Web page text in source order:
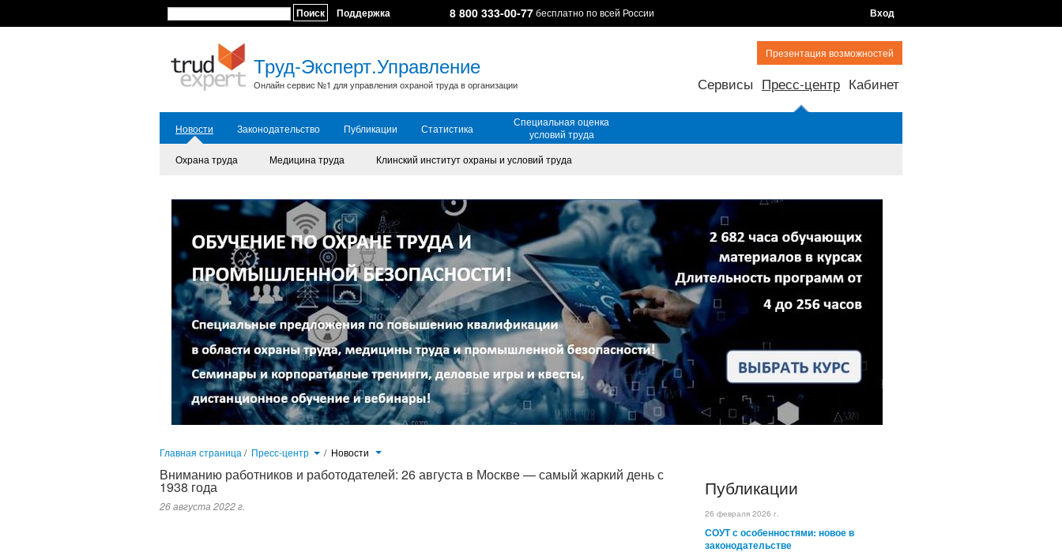
Поиск Поддержка 8 800 333-00-77бесплатно по всей России Вход
Труд-Эксперт.Управление
Онлайн сервис №1 для управления охраной труда в организации
Презентация возможностей
Сервисы Пресс-центр Кабинет
Новости Законодательство Публикации Статистика
Специальная оценка
условий труда
Охрана труда
Медицина труда Клинский институт охраны и условий труда
Главная страница / Пресс-центр / Новости
Публикации
26 февраля 2026 г.
СОУТ с особенностями: новое в
законодательстве
Вниманию работников и работодателей: 26 августа в Москве — самый жаркий день с
1938 года
26 августа 2022 г.